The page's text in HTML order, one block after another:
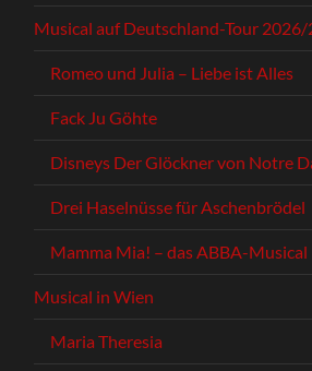
Musical auf Deutschland-Tour
Romeo und Julia – Liebe ist Alles
Fack Ju Göhte
Disneys Der Glöckner von Notre
Drei Haselnüsse für Aschenbrödel
Mamma Mia! – das ABBA-Musical
Musical in Wien
Maria Theresia